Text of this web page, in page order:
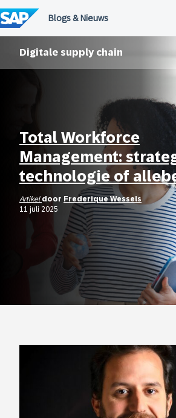
naar
de
inhoud
Digitale supply chain
Total Workforce
Management:
technologie of
Artikel door Frederique Wessels
11 juli 2025